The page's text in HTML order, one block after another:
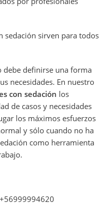
sedación sirven para todos
debe definirse una forma
necesidades. En nuestro
con sedación los
de casos y necesidades
los máximos esfuerzos
y sólo cuando no ha
como herramienta